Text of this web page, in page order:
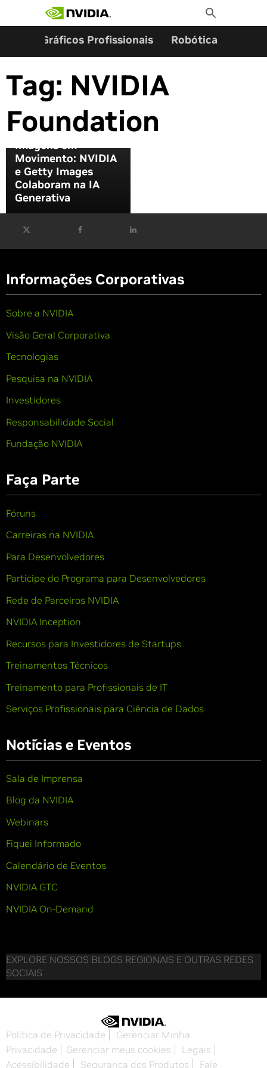
Toggle
Search
Gráficos Profissionais Robótica
Tag: NVIDIA
Foundation
Imagens em
Movimento: NVIDIA
e Getty Images
Colaboram na IA
Generativa
Informações Corporativas
Sobre a NVIDIA
Visão Geral Corporativa
Tecnologias
Pesquisa na NVIDIA
Investidores
Responsabilidade Social
Fundação NVIDIA
Faça Parte
Fóruns
Carreiras na NVIDIA
Para Desenvolvedores
Participe do Programa para Desenvolvedores
Rede de Parceiros NVIDIA
NVIDIA Inception
Recursos para Investidores de Startups
Treinamentos Técnicos
Treinamento para Profissionais de IT
Serviços Profissionais para Ciência de Dados
Notícias e Eventos
Sala de Imprensa
Blog da NVIDIA
Webinars
Fiquei Informado
Calendário de Eventos
NVIDIA GTC
NVIDIA On-Demand
EXPLORE NOSSOS BLOGS REGIONAIS E OUTRAS REDES
SOCIAIS
Política de Privacidade
Gerenciar Minha
Privacidade
Gerenciar meus cookies
Legais
Acessibilidade
Segurança dos Produtos Fale